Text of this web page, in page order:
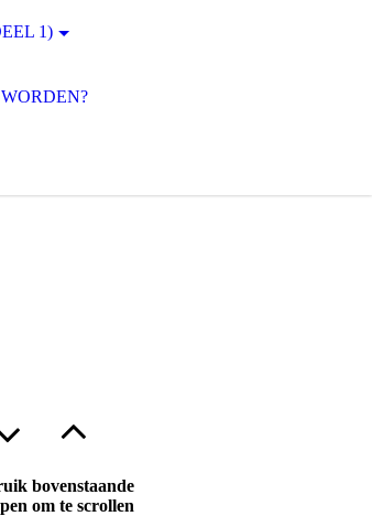
1)
bovenstaande
om te scrollen